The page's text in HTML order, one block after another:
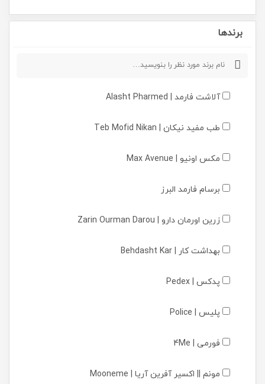
برندها
آلاشت فارمد | Alasht Pharmed
طب مفید نیکان | Teb Mofid Nikan
مکس اونیو | Max Avenue
برسام فارمد البرز
زرین اورمان دارو | Zarin Ourman Darou
بهداشت کار | Behdasht Kar
پدکس | Pedex
پلیس | Police
فورمی | 4Me
مونم || اکسیر آفرین آریا | Mooneme